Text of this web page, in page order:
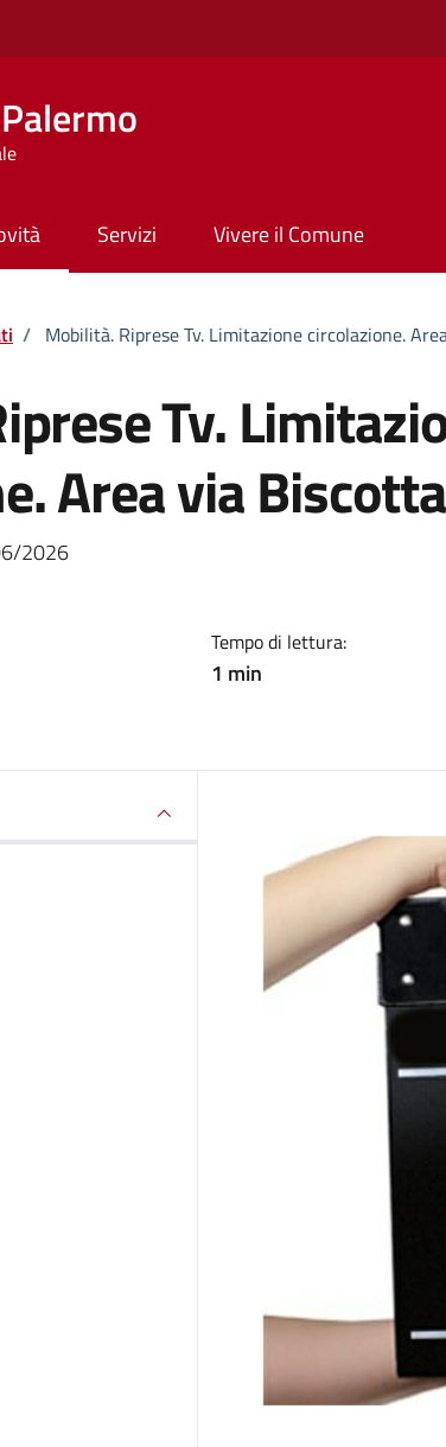
Servizi Vivere il Comune
/ Mobilità. Riprese Tv. Limitazione circolazione.
Tv.
Area via
notizia
2026
Tempo di lettura:
1 min